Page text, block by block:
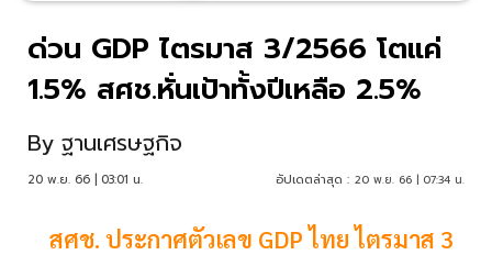
ด่วน GDP ไตรมาส 3/2566 โตแค่
1.5% สศช.หั่นเป้าทั้งปีเหลือ 2.5%
By ฐานเศรษฐกิจ
20 พ.ย. 66 | 03:01 น. อัปเดตล่าสุด : 20 พ.ย. 66 | 07:34 น.
สศช. ประกาศตัวเลข GDP ไทย ไตรมาส 3